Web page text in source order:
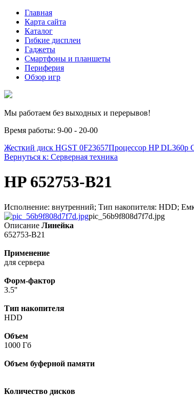
Главная
Карта сайта
Каталог
Гибкие дисплеи
Гаджеты
Смартфоны и планшеты
Периферия
Обзор игр
Мы работаем без выходных и перерывов!
Время работы: 9-00 - 20-00
Жесткий диск HGST 0F23657Процессор HP DL360p
Вернуться к: Серверная техника
HP 652753-B21
Исполнение: внутренний; Тип накопителя: HDD;
pic_56b9f808d7f7d.jpg
Описание Линейка
652753-B21
Применение
для сервера
Форм-фактор
3.5''
Тип накопителя
HDD
Объем
1000 Гб
Объем буферной памяти
Количество дисков